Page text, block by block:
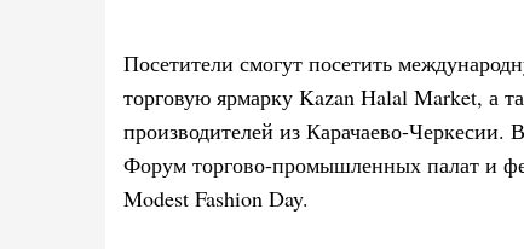
Посетители смогут посетить
торговую ярмарку Kazan Halal Market, а
производителей из Карачаево-
Форум торгово-промышленных палат и
Modest Fashion Day.